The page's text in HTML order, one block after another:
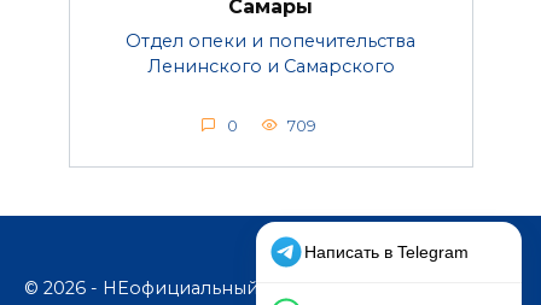
Самары
Отдел опеки и попечительства
Ленинского и Самарского
0 709
© 2026 - НЕофициальный информационный сайт,